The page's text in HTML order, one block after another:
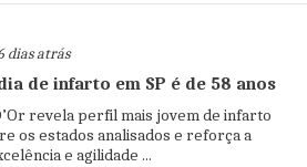
dias atrás
de infarto em SP é de 58 anos
revela perfil mais jovem de infarto
os estados analisados e reforça a
e agilidade ...